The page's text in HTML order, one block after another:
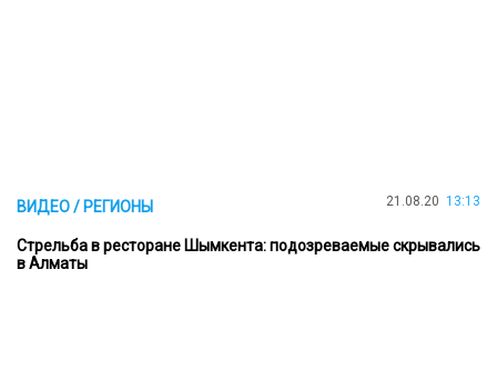
ВИДЕО / РЕГИОНЫ 21.08.20 13:13
Стрельба в ресторане Шымкента: подозреваемые скрывались
в Алматы